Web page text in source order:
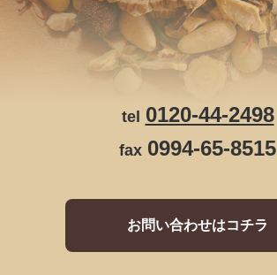
tel 0120-44-2498
fax 0994-65-8515
お問い合わせはコチラ